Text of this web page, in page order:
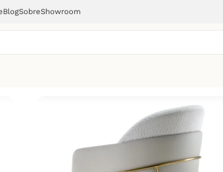
BlogSobreShowroom